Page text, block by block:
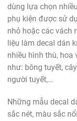
dùng lựa chọn
phụ kiện được sử
nhỏ hoặc các vách
liệu làm decal dán
nhiều hình thù, hoa
như: bông tuyết,
người tuyết,…
Những mẫu decal
sắc nét, màu sắc